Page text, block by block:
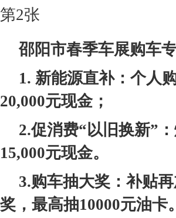
邵阳市春季车展购车
1. 新能源直补：个人
20,000元现金；
2.促消费“以旧换新”
15,000元现金。
3.购车抽大奖 ： 补贴
奖，最高抽10000元油卡。